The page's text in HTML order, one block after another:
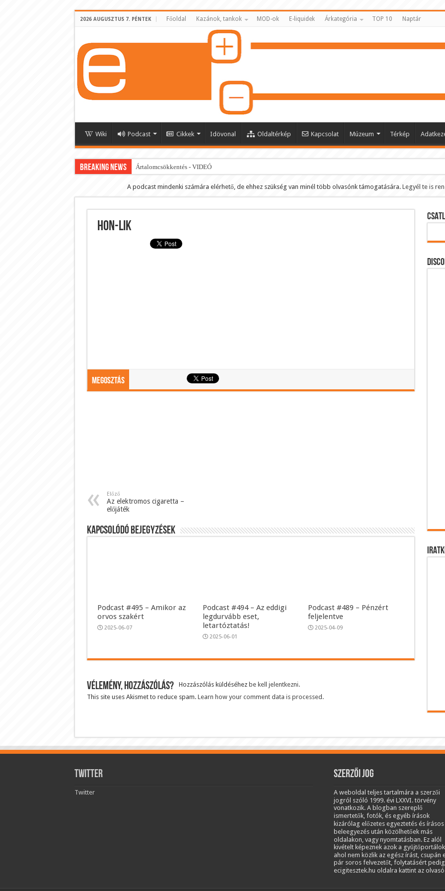
2026 AUGUSZTUS 7. PÉNTEK Főoldal Kazánok, tankok MOD-ok E-liquidek Árkategória TOP 10 Naptár
Wiki Podcast Cikkek Idövonal Oldaltérkép Kapcsolat Múzeum Térkép
BREAKING NEWS Ártalomcsökkentés - VIDEÓ
E-cigi használati szokások 2.0
Android Podcast alkalmazás letöltése
A podcast mindenki számára elérhető, de ehhez szükség van minél több olvasónk támogatására. Legyél te is
Hon-Lik
Megosztás
Előző
Az elektromos cigaretta –
előjáték
Kapcsolódó bejegyzések
Podcast #495 – Amikor az
orvos szakért
2025-06-07
Podcast #494 – Az eddigi
legdurvább eset,
letartóztatás!
2025-06-01
Podcast #489 – Pénzért
feljelentve
2025-04-09
Vélemény, hozzászólás? Hozzászólás küldéséhez be kell jelentkezni.
This site uses Akismet to reduce spam. Learn how your comment data is processed.
Twitter
Twitter
Szerzői jog
A weboldal teljes tartalmára a szerzői
jogról szóló 1999. évi LXXVI. törvény
vonatkozik. A blogban szereplő
ismertetők, fotók, és egyéb írások
kizárólag előzetes egyeztetés és írásos
beleegyezés után közölhetőek más
oldalakon, vagy nyomtatásban. Ez alól
kivételt képeznek azok a
ahol nem közlik az egész írást, csupán
pár soros felvezetőt, folytatásért
ecigitesztek.hu oldalra kattint az